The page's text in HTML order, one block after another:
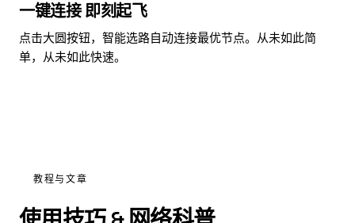
一键连接 即刻起飞
点击大圆按钮，智能选路自动连接最优节点。从未如此简
单，从未如此快速。
教程与文章